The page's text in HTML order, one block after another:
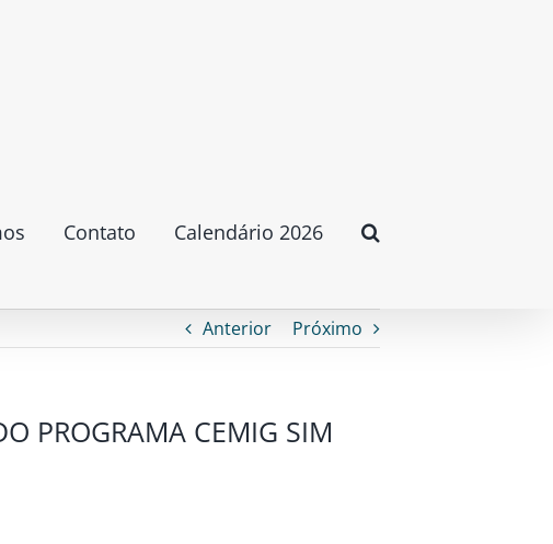
Contato Calendário 2026
Anterior Próximo
PROGRAMA CEMIG SIM